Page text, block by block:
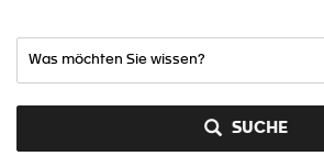
SUCHE